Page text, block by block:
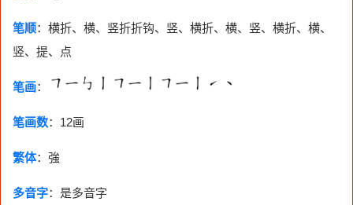
笔顺：横折、横、竖折折钩、竖、横折、横、竖、横折、横、
竖、提、点
笔画：
笔画数： 12画
繁体：強
多音字：是多音字